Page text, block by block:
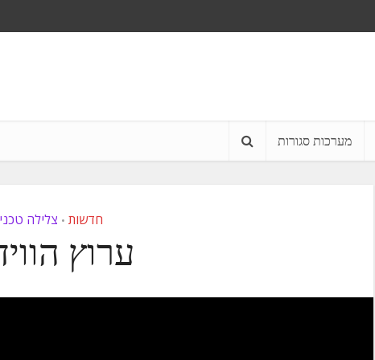
מערכות סגורות
חדשות • צלילה
ערוץ